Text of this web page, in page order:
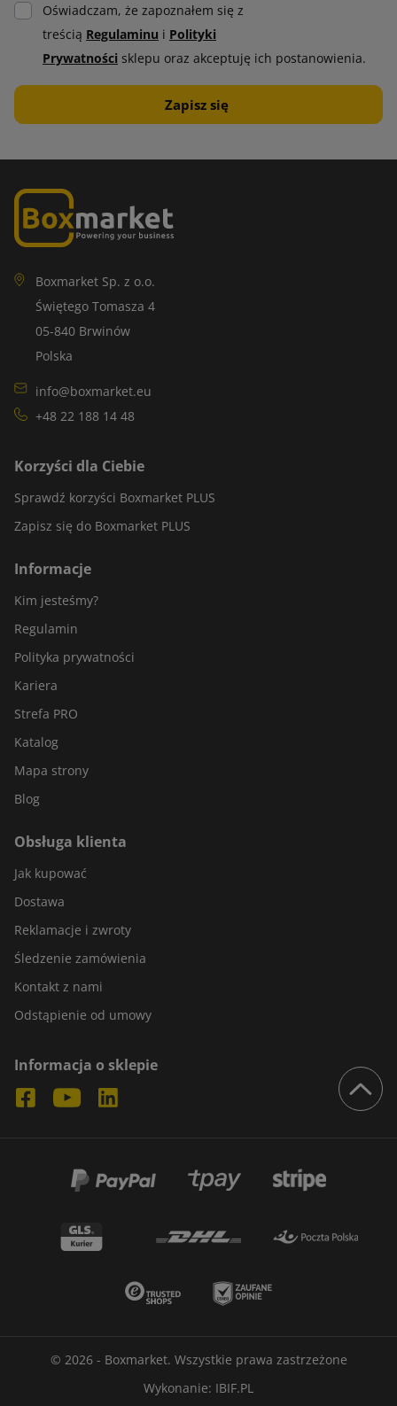
Oświadczam, że zapoznałem się z
treścią Regulaminu i Polityki
Prywatności sklepu oraz akceptuję ich postanowienia.
Boxmarket Sp. z o.o.
Świętego Tomasza 4
05-840 Brwinów
Polska
info@boxmarket.eu
+48 22 188 14 48
Korzyści dla Ciebie
Sprawdź korzyści Boxmarket PLUS
Zapisz się do Boxmarket PLUS
Informacje
Kim jesteśmy?
Regulamin
Polityka prywatności
Kariera
Strefa PRO
Katalog
Mapa strony
Blog
Obsługa klienta
Jak kupować
Dostawa
Reklamacje i zwroty
Śledzenie zamówienia
Kontakt z nami
Odstąpienie od umowy
Informacja o sklepie
© 2026 - Boxmarket. Wszystkie prawa zastrzeżone
Wykonanie: IBIF.PL